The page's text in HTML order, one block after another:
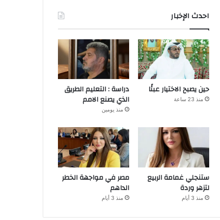
احدث الإخبار
حين يصبح الاختيار عبئًا
منذ 23 ساعة
دراسة : التعليم الطريق
الذي يصنع الامم
منذ يومين
ستنجلي غمامة الربيع
لتزهر وردة
منذ 3 أيام
مصر في مواجهة الخطر
الداهم
منذ 3 أيام